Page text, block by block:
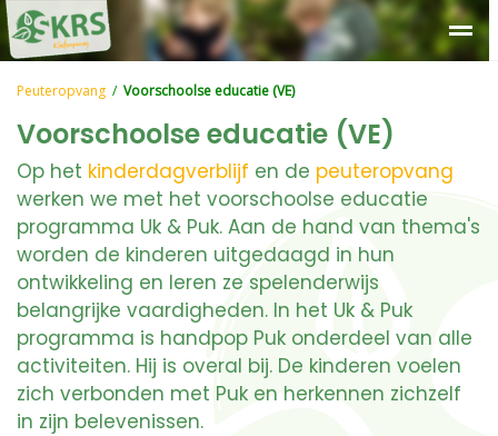
Over SKRS Kinderdagverblijf Peuteropvang
Peuteropvang / Voorschoolse educatie (VE)
Voorschoolse educatie (VE)
Op het kinderdagverblijf en de peuteropvang
werken we met het voorschoolse educatie
programma Uk & Puk. Aan de hand van thema's
worden de kinderen uitgedaagd in hun
ontwikkeling en leren ze spelenderwijs
belangrijke vaardigheden. In het Uk & Puk
programma is handpop Puk onderdeel van alle
activiteiten. Hij is overal bij. De kinderen voelen
zich verbonden met Puk en herkennen zichzelf
in zijn belevenissen.